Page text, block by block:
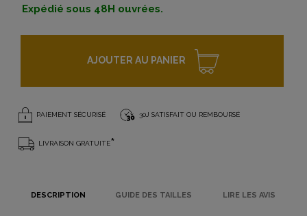
Expédié sous 48H ouvrées.
AJOUTER AU PANIER
PAIEMENT SÉCURISÉ 30J SATISFAIT OU REMBOURSÉ
LIVRAISON GRATUITE*
DESCRIPTION GUIDE DES TAILLES LIRE LES AVIS